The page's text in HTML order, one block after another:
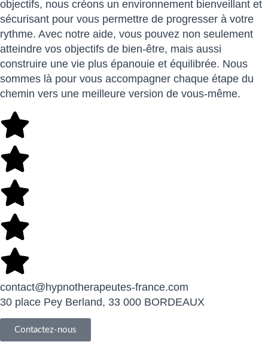
objectifs, nous créons un environnement bienveillant et
sécurisant pour vous permettre de progresser à votre
rythme. Avec notre aide, vous pouvez non seulement
atteindre vos objectifs de bien-être, mais aussi
construire une vie plus épanouie et équilibrée. Nous
sommes là pour vous accompagner chaque étape du
chemin vers une meilleure version de vous-même.
contact@hypnotherapeutes-france.com
30 place Pey Berland, 33 000 BORDEAUX
Contactez-nous